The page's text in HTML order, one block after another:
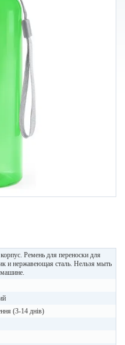
Ремень для переноски для
и нержавеющая сталь. Нельзя мыть
(3-14 днів)